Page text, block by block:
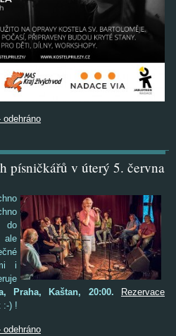
odehráno
písničkářů v úterý 5. června
do
ale
i
Praha, Kaštan, 20:00.
Rezervace
:-) !
odehráno